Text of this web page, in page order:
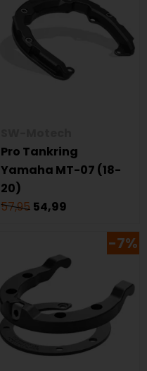
Pro Tankring
Yamaha MT-07 (18-
20)
57,95 54,99
-7%